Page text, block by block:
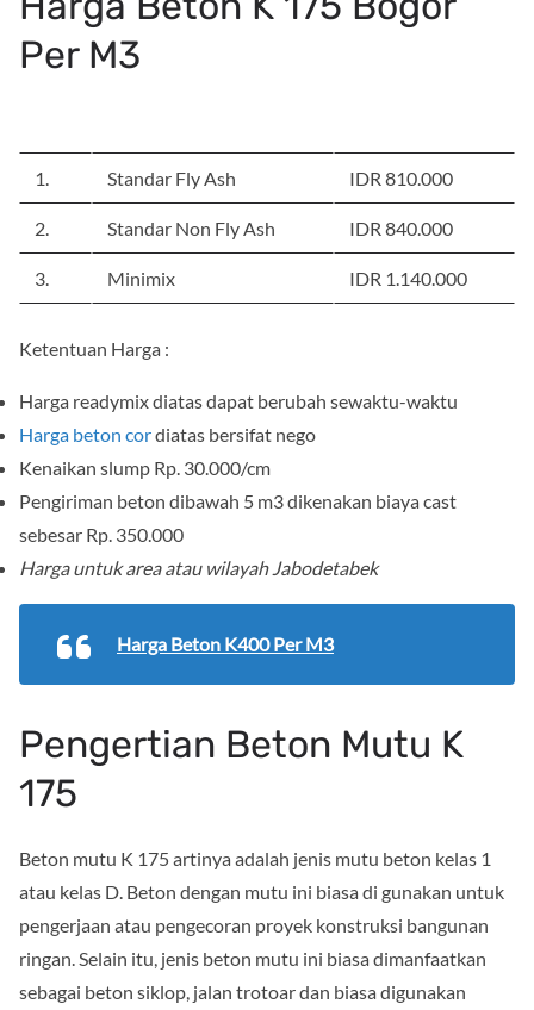
Per M3
1. Standar Fly Ash IDR 810.000
2. Standar Non Fly Ash IDR 840.000
3. Minimix IDR 1.140.000
Ketentuan Harga :
Harga readymix diatas dapat berubah sewaktu-waktu
Harga beton cordiatas bersifat nego
Kenaikan slump Rp. 30.000/cm
Pengiriman beton dibawah 5 m3 dikenakan biaya cast
sebesar Rp. 350.000
Harga untuk area atau wilayah Jabodetabek
Harga Beton K400 Per M3
Pengertian Beton Mutu K
175
Beton mutu K 175 artinya adalah jenis mutu beton kelas 1
atau kelas D. Beton dengan mutu ini biasa di gunakan untuk
pengerjaan atau pengecoran proyek konstruksi bangunan
ringan. Selain itu, jenis beton mutu ini biasa dimanfaatkan
sebagai beton siklop, jalan trotoar dan biasa digunakan